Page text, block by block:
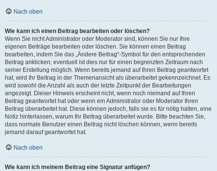
Nach oben
Wie kann ich einen Beitrag bearbeiten oder löschen?
Wenn Sie nicht Administrator oder Moderator sind, können Sie nur Ihre
eigenen Beiträge bearbeiten oder löschen. Sie können einen Beitrag
bearbeiten, indem Sie das „Ändere Beitrag“-Symbol für den entsprechenden
Beitrag anklicken; eventuell ist dies nur für einen begrenzten Zeitraum nach
seiner Erstellung möglich. Wenn bereits jemand auf Ihren Beitrag geantwortet
hat, wird Ihr Beitrag in der Themenansicht als überarbeitet gekennzeichnet. Es
wird sowohl die Anzahl als auch der letzte Zeitpunkt der Bearbeitungen
angezeigt. Dieser Hinweis erscheint nicht, wenn noch niemand auf Ihren
Beitrag geantwortet hat oder wenn ein Administrator oder Moderator Ihren
Beitrag überarbeitet hat. Diese können jedoch, falls sie es für nötig halten, eine
Notiz hinterlassen, warum Ihr Beitrag überarbeitet wurde. Bitte beachten Sie,
dass normale Benutzer einen Beitrag nicht löschen können, wenn bereits
jemand darauf geantwortet hat.
Nach oben
Wie kann ich meinem Beitrag eine Signatur anfügen?